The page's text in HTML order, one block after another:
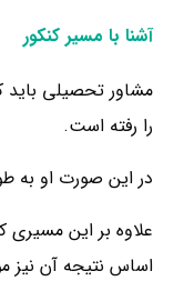
آشنا با مسیر کنکور
مشاور تحصیلی
را رفته است.
در این صورت او به
علاوه بر این
اساس نتیجه آن نیز